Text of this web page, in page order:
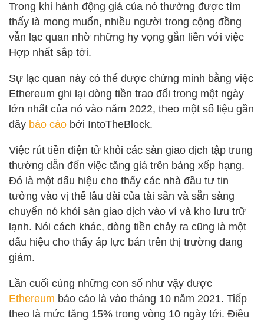
Trong khi hành động giá của nó thường được tìm
thấy là mong muốn, nhiều người trong cộng đồng
vẫn lạc quan nhờ những hy vọng gắn liền với việc
Hợp nhất sắp tới.
Sự lạc quan này có thể được chứng minh bằng việc
Ethereum ghi lại dòng tiền trao đổi trong một ngày
lớn nhất của nó vào năm 2022, theo một số liệu gần
đây báo cáo bởi IntoTheBlock.
Việc rút tiền điện tử khỏi các sàn giao dịch tập trung
thường dẫn đến việc tăng giá trên bảng xếp hạng.
Đó là một dấu hiệu cho thấy các nhà đầu tư tin
tưởng vào vị thế lâu dài của tài sản và sẵn sàng
chuyển nó khỏi sàn giao dịch vào ví và kho lưu trữ
lạnh. Nói cách khác, dòng tiền chảy ra cũng là một
dấu hiệu cho thấy áp lực bán trên thị trường đang
giảm.
Lần cuối cùng những con số như vậy được
Ethereum báo cáo là vào tháng 10 năm 2021. Tiếp
theo là mức tăng 15% trong vòng 10 ngày tới. Điều